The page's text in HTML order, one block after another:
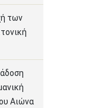
των
Αιώνα